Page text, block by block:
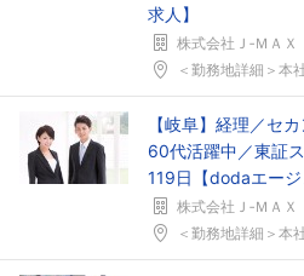
求人】
株式会社Ｊ‐ＭＡ
＜勤務地詳細＞本社
【岐阜】経理／セ
60代活躍中／東証
119日【dodaエージ
株式会社Ｊ‐ＭＡ
＜勤務地詳細＞本社